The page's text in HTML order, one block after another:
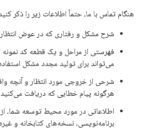
هنگام تماس با ما، حتماً اطلاعات زیر را ذکر
شرح مشکل و رفتاری که در عوض
فهرستی از مراحل و یک قطعه کد
می‌تواند برای تولید مجدد مشکل
شرحی از خروجی مورد انتظار و آنچه
هرگونه پیام خطایی که دریافت می‌کنید
اطلاعاتی در مورد محیط توسعه شما، از
برنامه‌نویسی، نسخه‌های کتابخانه و